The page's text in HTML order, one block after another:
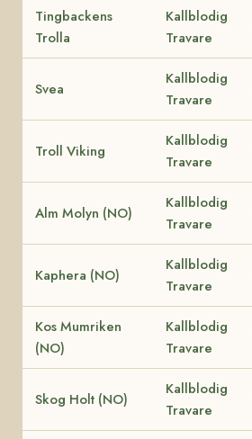
Tingbackens
Trolla
Kallblodig
Travare
Svea
Kallblodig
Travare
Troll Viking
Kallblodig
Travare
Alm Molyn (NO)
Kallblodig
Travare
Kaphera (NO)
Kallblodig
Travare
Kos Mumriken
(NO)
Kallblodig
Travare
Skog Holt (NO)
Kallblodig
Travare